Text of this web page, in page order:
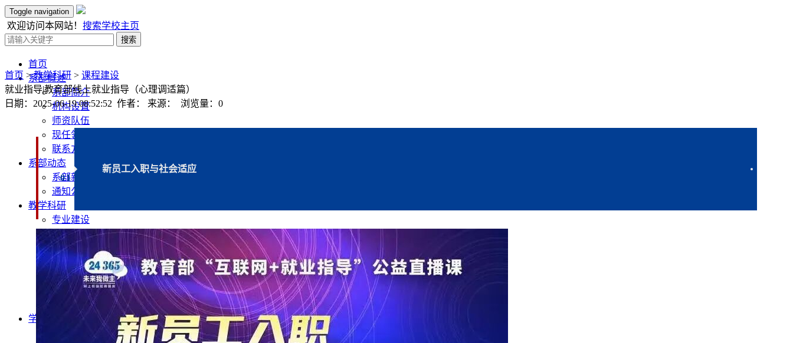
Toggle navigation
欢迎访问本网站！ 搜索学校主页
搜索
首页
系部概述
系部简介
机构设置
师资队伍
现任领导
联系方式
系部动态
系部新闻
通知公告
教学科研
专业建设
课程建设
教学专栏
科学研究
实践实训
师资风采
名师工作室
学生工作
首页 >教学科研 > 课程建设
就业指导|教育部线上就业指导（心理调适篇）
日期：2025-06-19 08:52:52 作者： 来源： 浏览量： 0
01
新员工入职与社会适应